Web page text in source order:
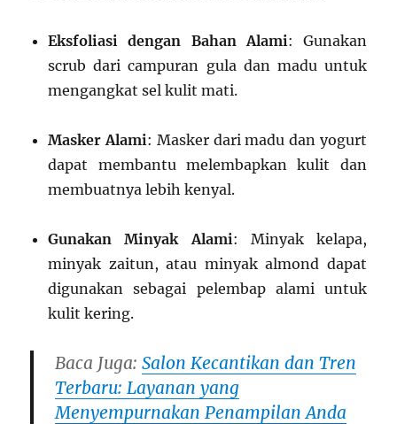
Eksfoliasi dengan Bahan Alami: Gunakan
scrub dari campuran gula dan madu untuk
mengangkat sel kulit mati.
Masker Alami: Masker dari madu dan yogurt
dapat membantu melembapkan kulit dan
membuatnya lebih kenyal.
Gunakan Minyak Alami: Minyak kelapa,
minyak zaitun, atau minyak almond dapat
digunakan sebagai pelembap alami untuk
kulit kering.
Baca Juga:Salon Kecantikan dan Tren
Terbaru: Layanan yang
Menyempurnakan Penampilan Anda